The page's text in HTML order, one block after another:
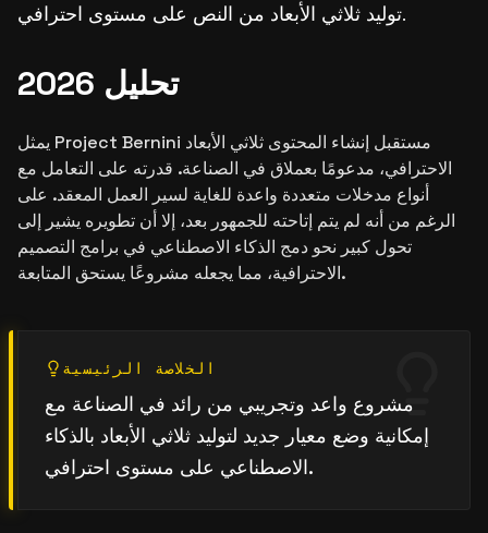
توليد ثلاثي الأبعاد من النص على مستوى احترافي.
تحليل 2026
يمثل Project Bernini مستقبل إنشاء المحتوى ثلاثي الأبعاد
الاحترافي، مدعومًا بعملاق في الصناعة. قدرته على التعامل مع
أنواع مدخلات متعددة واعدة للغاية لسير العمل المعقد. على
الرغم من أنه لم يتم إتاحته للجمهور بعد، إلا أن تطويره يشير إلى
تحول كبير نحو دمج الذكاء الاصطناعي في برامج التصميم
الاحترافية، مما يجعله مشروعًا يستحق المتابعة.
الخلاصة الرئيسية
مشروع واعد وتجريبي من رائد في الصناعة مع
إمكانية وضع معيار جديد لتوليد ثلاثي الأبعاد بالذكاء
الاصطناعي على مستوى احترافي.